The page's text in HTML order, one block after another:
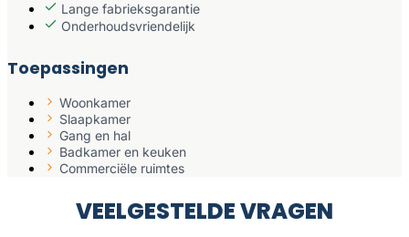
Lange fabrieksgarantie
Onderhoudsvriendelijk
Toepassingen
Woonkamer
Slaapkamer
Gang en hal
Badkamer en keuken
Commerciële ruimtes
VEELGESTELDE VRAGEN